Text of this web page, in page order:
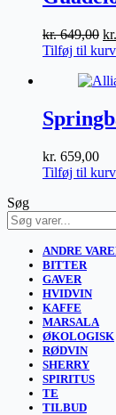
kr.649,00 kr.
Tilføj til kurv
kr. 659,00
Tilføj til kurv
Søg
ANDRE
BITTER
GAVER
HVIDVIN
KAFFE
MARSALA
ØKOLOGISK
RØDVIN
SHERRY
SPIRITUS
TE
TILBUD